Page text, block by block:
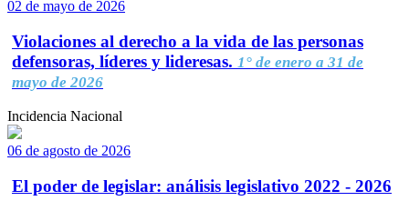
02 de mayo de 2026
Violaciones al derecho a la vida de las personas
defensoras, líderes y lideresas. 1° de enero a 31 de
mayo de 2026
Incidencia Nacional
06 de agosto de 2026
El poder de legislar: análisis legislativo 2022 - 2026